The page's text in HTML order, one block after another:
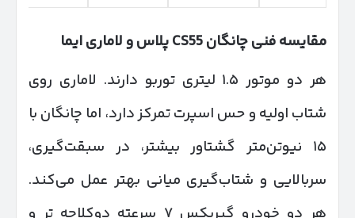
مقایسه فنی چانگان
پلاس و لاماری ایما
هر دو موتور ۱.۵ لیتری توربو دارند. لاماری روی
شتاب اولیه و حس اسپرت تمرکز دارد، اما چانگان با
۱۵ نیوتن‌متر گشتاور بیشتر، در سبقت‌گیری،
سربالایی و شتاب‌گیری میانی بهتر عمل می‌کند.